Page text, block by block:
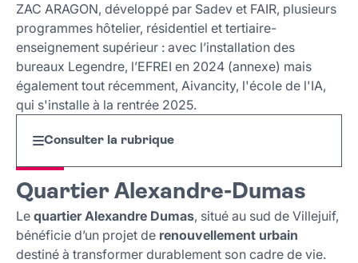
ZAC ARAGON, développé par Sadev et FAIR, plusieurs
programmes hôtelier, résidentiel et tertiaire-
enseignement supérieur : avec l’installation des
bureaux Legendre, l’EFREI en 2024 (annexe) mais
également tout récemment, Aivancity, l'école de l'IA,
qui s'installe à la rentrée 2025.
Consulter la rubrique
Quartier Alexandre-Dumas
Le quartier Alexandre Dumas, situé au sud de Villejuif,
bénéficie d’un projet de renouvellement urbain
destiné à transformer durablement son cadre de vie.